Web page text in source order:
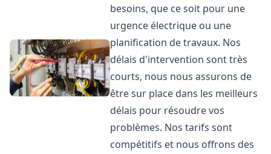
besoins, que ce soit pour une
urgence électrique ou une
planification de travaux. Nos
délais d'intervention sont très
courts, nous nous assurons de
être sur place dans les meilleurs
délais pour résoudre vos
problèmes. Nos tarifs sont
compétitifs et nous offrons des